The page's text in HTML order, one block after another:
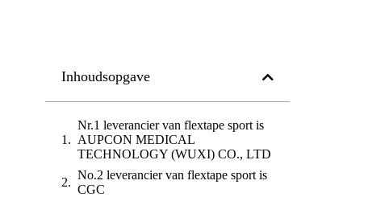
Inhoudsopgave
Nr.1 leverancier van flextape sport is
AUPCON MEDICAL
TECHNOLOGY (WUXI) CO., LTD
No.2 leverancier van flextape sport is
CGC